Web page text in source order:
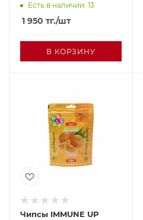
Есть в наличии: 13
1 950 тг./шт
В КОРЗИНУ
Чипсы IMMUNE UP